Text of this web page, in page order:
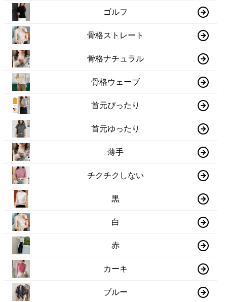
ゴルフ
骨格ストレート
骨格ナチュラル
骨格ウェーブ
首元ぴったり
首元ゆったり
薄手
チクチクしない
黒
白
赤
カーキ
ブルー